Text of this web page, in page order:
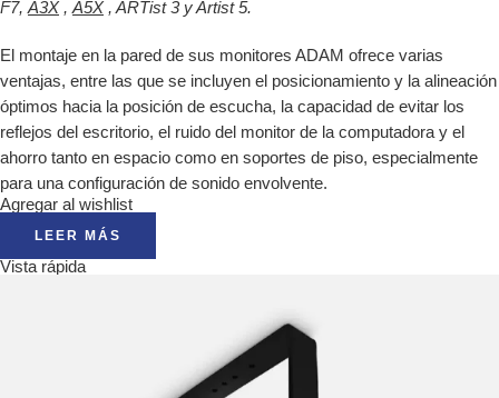
F7, A3X, A5X, ARTist 3 y Artist 5.
El montaje en la pared de sus monitores ADAM ofrece varias
ventajas, entre las que se incluyen el posicionamiento y la alineación
óptimos hacia la posición de escucha, la capacidad de evitar los
reflejos del escritorio, el ruido del monitor de la computadora y el
ahorro tanto en espacio como en soportes de piso, especialmente
para una configuración de sonido envolvente.
Agregar al wishlist
LEER MÁS
Vista rápida